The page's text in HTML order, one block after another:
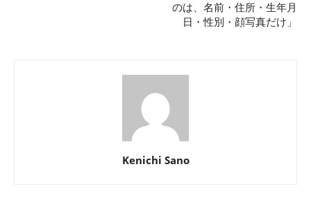
のは、名前・住所・生年月
日・性別・顔写真だけ」
Kenichi Sano